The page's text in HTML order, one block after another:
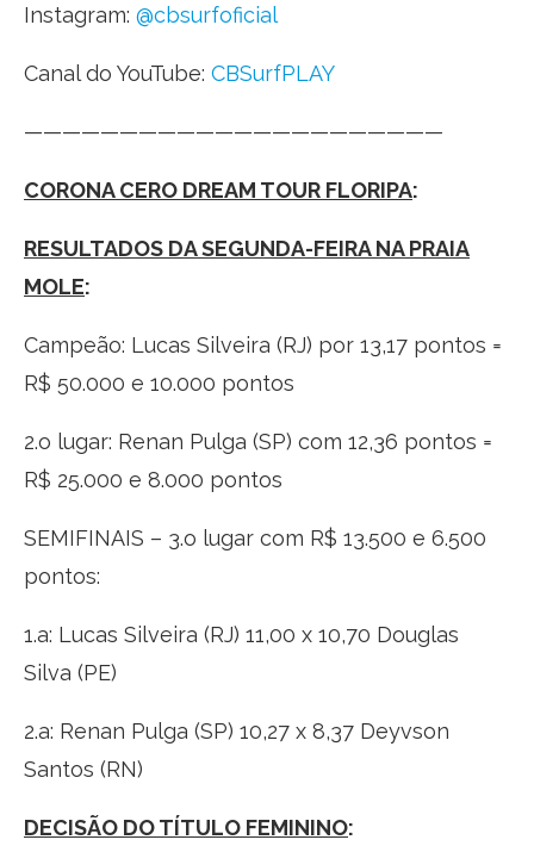
Instagram: @cbsurfoficial
Canal do YouTube: CBSurfPLAY
——————————————————————
CORONA CERO DREAM TOUR FLORIPA:
RESULTADOS DA SEGUNDA-FEIRA NA PRAIA
MOLE:
Campeão: Lucas Silveira (RJ) por 13,17 pontos =
R$ 50.000 e 10.000 pontos
2.o lugar: Renan Pulga (SP) com 12,36 pontos =
R$ 25.000 e 8.000 pontos
SEMIFINAIS – 3.o lugar com R$ 13.500 e 6.500
pontos:
1.a: Lucas Silveira (RJ) 11,00 x 10,70 Douglas
Silva (PE)
2.a: Renan Pulga (SP) 10,27 x 8,37 Deyvson
Santos (RN)
DECISÃO DO TÍTULO FEMININO: